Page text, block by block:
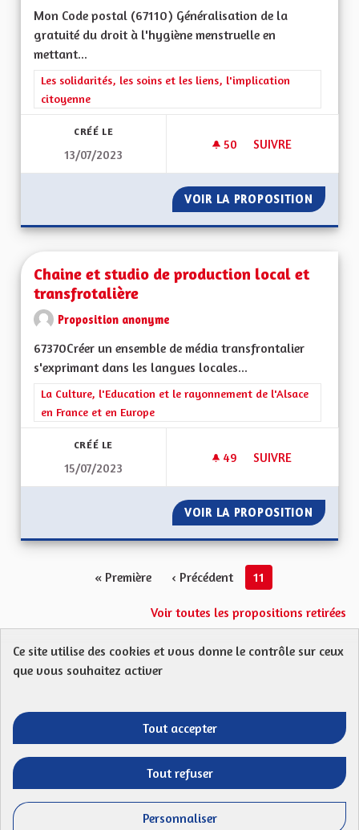
Mon Code postal (67110) Généralisation de la
gratuité du droit à l'hygiène menstruelle en
mettant...
Filtrer les résultats de la catégorie : Les solidarités, les soins
Les solidarités, les soins et les liens, l'implication
citoyenne
CRÉÉ LE
13/07/2023
50 50 ABONNÉS
SUIVRE
VOIR LA PROPOSITION DROIT
Chaine et studio de production local et
transfrotalière
Proposition anonyme
67370Créer un ensemble de média transfrontalier
s'exprimant dans les langues locales...
Filtrer les résultats de la catégorie : La Culture, l'Education et
La Culture, l'Education et le rayonnement de l'Alsace
en France et en Europe
CRÉÉ LE
15/07/2023
49 49 ABONNÉS
SUIVRE
VOIR LA PROPOSITION
« Première ‹ Précédent 11
Voir toutes les propositions retirées
Protection des Données
Télécharger les fichiers Open Data
Entre vos mains - Collectivité
Entre vos mains - Collectivité
Entre vos mains - Collectivité
Entre vos mains -
(Lien externe)
(Lien externe)
Ce site utilise des cookies et vous donne le contrôle sur ceux
que vous souhaitez activer
Tout accepter
Tout refuser
Personnaliser